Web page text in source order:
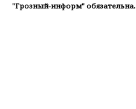
"Грозный-информ" обязательна.